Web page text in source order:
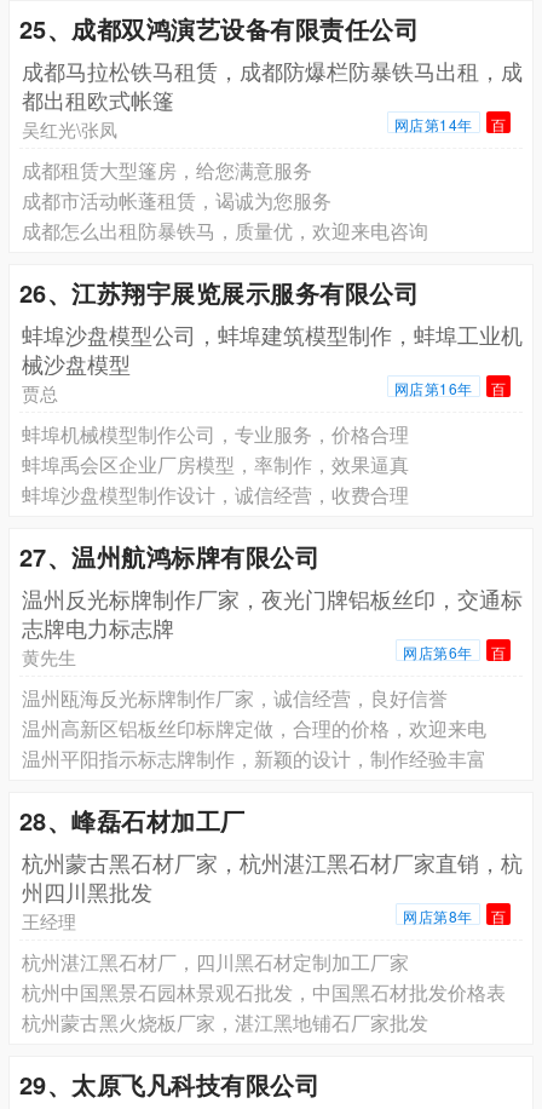
25、成都双鸿演艺设备有限责任公司
成都马拉松铁马租赁，成都防爆栏防暴铁马出租，成
都出租欧式帐篷
吴红光\张凤 网店第14年 百
成都租赁大型篷房，给您满意服务
成都市活动帐蓬租赁，谒诚为您服务
成都怎么出租防暴铁马，质量优，欢迎来电咨询
26、江苏翔宇展览展示服务有限公司
蚌埠沙盘模型公司，蚌埠建筑模型制作，蚌埠工业机
械沙盘模型
贾总 网店第16年 百
蚌埠机械模型制作公司，专业服务，价格合理
蚌埠禹会区企业厂房模型，率制作，效果逼真
蚌埠沙盘模型制作设计，诚信经营，收费合理
27、温州航鸿标牌有限公司
温州反光标牌制作厂家，夜光门牌铝板丝印，交通标
志牌电力标志牌
黄先生 网店第6年 百
温州瓯海反光标牌制作厂家，诚信经营，良好信誉
温州高新区铝板丝印标牌定做，合理的价格，欢迎来电
温州平阳指示标志牌制作，新颖的设计，制作经验丰富
28、峰磊石材加工厂
杭州蒙古黑石材厂家，杭州湛江黑石材厂家直销，杭
州四川黑批发
王经理 网店第8年 百
杭州湛江黑石材厂，四川黑石材定制加工厂家
杭州中国黑景石园林景观石批发，中国黑石材批发价格表
杭州蒙古黑火烧板厂家，湛江黑地铺石厂家批发
29、太原飞凡科技有限公司